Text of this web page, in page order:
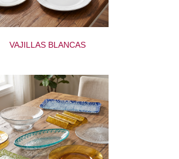
VAJILLAS BLANCAS